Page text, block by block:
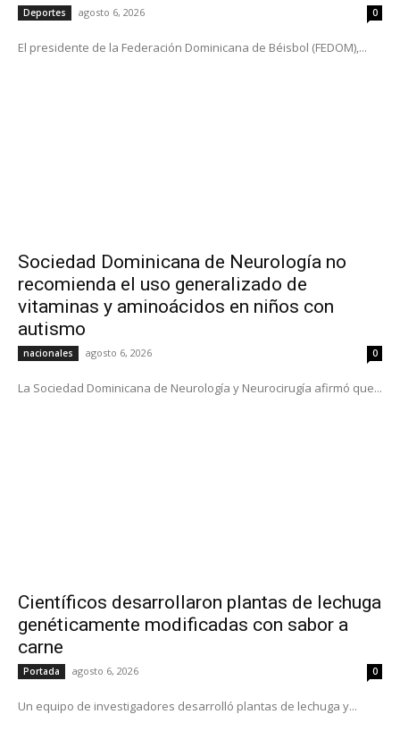
Deportes agosto 6, 2026 0
El presidente de la Federación Dominicana de Béisbol (FEDOM),...
Sociedad Dominicana de Neurología no
recomienda el uso generalizado de
vitaminas y aminoácidos en niños con
autismo
nacionales agosto 6, 2026 0
La Sociedad Dominicana de Neurología y Neurocirugía afirmó que...
Científicos desarrollaron plantas de lechuga
genéticamente modificadas con sabor a
carne
Portada agosto 6, 2026 0
Un equipo de investigadores desarrolló plantas de lechuga y...